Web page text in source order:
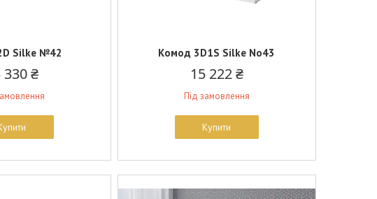
Silke №42
330 ₴
Комод 3D1S Silke No43
15 222 ₴
Під замовлення
Купити